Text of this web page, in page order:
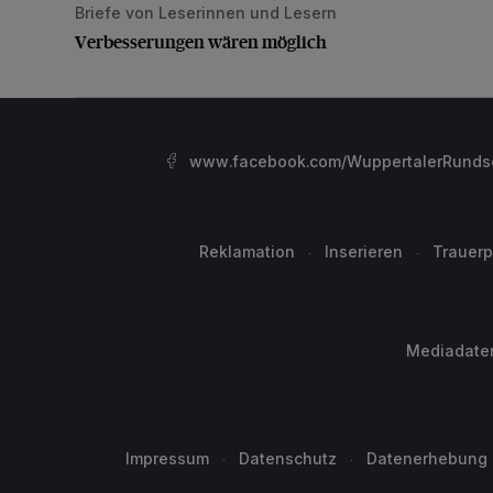
Verbesserungen wären möglich
Briefe von Leserinnen und Lesern
Verbesserungen wären möglich
www.facebook.com/
Reklamation Inserieren
Impressum Datenschutz Datenerhebung